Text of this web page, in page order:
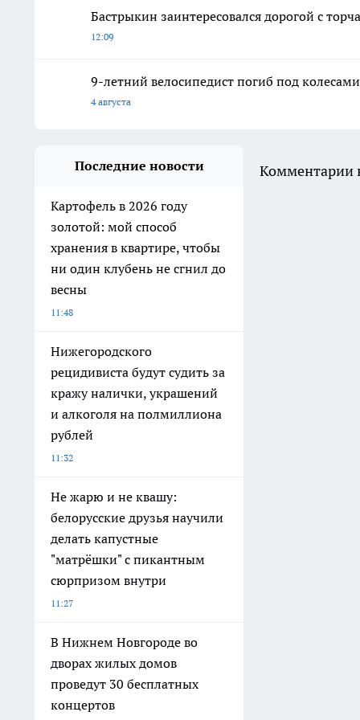
Бастрыкин заинтересовался дорогой с
12:09
9-летний велосипедист погиб под
4 августа
Последние новости
Картофель в 2026 году
золотой: мой способ
хранения в квартире, чтобы
ни один клубень не сгнил до
весны
11:48
Нижегородского
рецидивиста будут судить за
кражу налички, украшений
и алкоголя на полмиллиона
рублей
11:32
Не жарю и не квашу:
белорусские друзья научили
делать капустные
"матрёшки" с пикантным
сюрпризом внутри
11:27
В Нижнем Новгороде во
дворах жилых домов
проведут 30 бесплатных
концертов
Комментарии